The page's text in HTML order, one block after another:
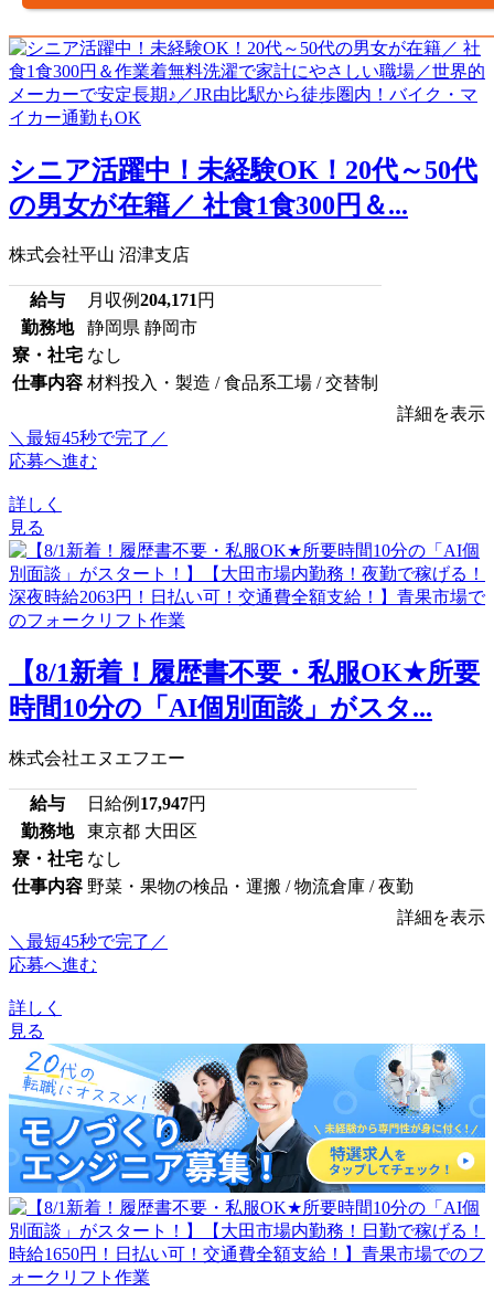
シニア活躍中！未経験OK！20代～50代
の男女が在籍／ 社食1食300円＆...
株式会社平山 沼津支店
給与 月収例204,171円
勤務地
静岡県 静岡市
寮・社宅 なし
仕事内容 材料投入・製造 / 食品系工場 / 交替制
詳細を表示
＼最短45秒で完了／
応募へ進む
詳しく
見る
【8/1新着！履歴書不要・私服OK★所要
時間10分の「AI個別面談」がスタ...
株式会社エヌエフエー
給与 日給例 17,947円
勤務地
東京都 大田区
寮・社宅 なし
仕事内容 野菜・果物の検品・運搬 / 物流倉庫 / 夜勤
詳細を表示
＼最短45秒で完了／
応募へ進む
詳しく
見る